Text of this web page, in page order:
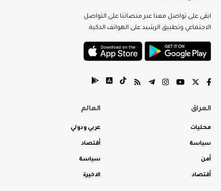
ابقى على تواصل معنا عبر منصاتنا على التواصل
الاجتماعي وتطبيق الرشيد على الهواتف الذكية.
العراق
محليات
سياسة
أمن
أقتصاد
العالم
عربي ودولي
أقتصاد
سياسة
الاخيرة